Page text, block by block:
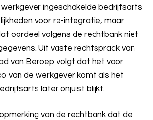
werkgever ingeschakelde bedrijfsarts
voor re-integratie, maar
oordeel volgens de rechtbank niet
Uit vaste rechtspraak van
van Beroep volgt dat het voor
van de werkgever komt als het
later onjuist blijkt.
van de rechtbank dat de